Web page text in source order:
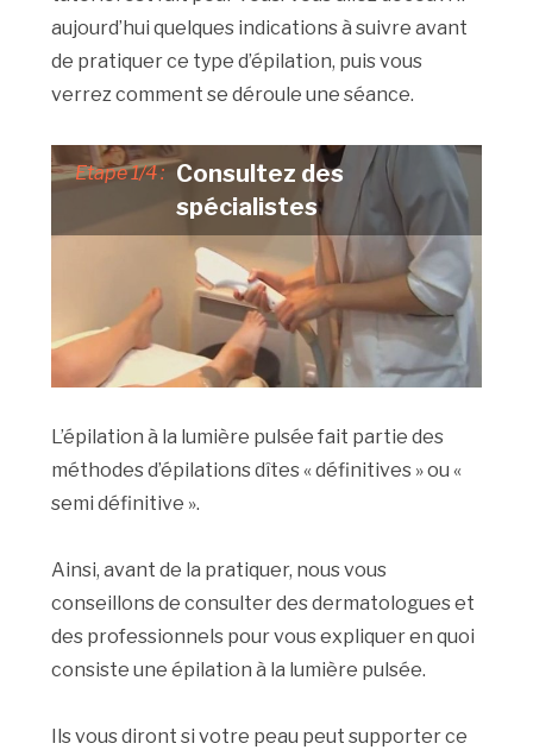
aujourd’hui quelques indications à suivre avant
de pratiquer ce type d’épilation, puis vous
verrez comment se déroule une séance.
Etape 1/4 : Consultez des
spécialistes
L’épilation à la lumière pulsée fait partie des
méthodes d’épilations dîtes « définitives » ou «
semi définitive ».
Ainsi, avant de la pratiquer, nous vous
conseillons de consulter des dermatologues et
des professionnels pour vous expliquer en quoi
consiste une épilation à la lumière pulsée.
Ils vous diront si votre peau peut supporter ce